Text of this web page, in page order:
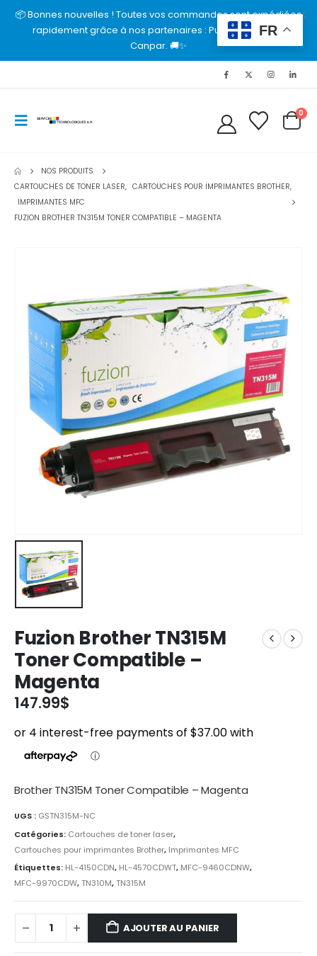
📦 Bonnes nouvelles ! Toutes vos commandes sont expédiées
rapidement grâce à nos partenaires : Purolator, UPS et
Canpar. 🚚✨
0
NOS PRODUITS
CARTOUCHES DE TONER LASER, CARTOUCHES POUR IMPRIMANTES BROTHER,
IMPRIMANTES MFC
FUZION BROTHER TN315M TONER COMPATIBLE – MAGENTA
Fuzion Brother TN315M
Toner Compatible –
Magenta
147.99$
Brother TN315M Toner Compatible – Magenta
UGS : GSTN315M-NC
Catégories: Cartouches de toner laser,
Cartouches pour imprimantes Brother, Imprimantes MFC
Étiquettes: HL-4150CDN, HL-4570CDWT, MFC-9460CDNW,
MFC-9970CDW,TN310M,TN315M
AJOUTER AU PANIER
FR